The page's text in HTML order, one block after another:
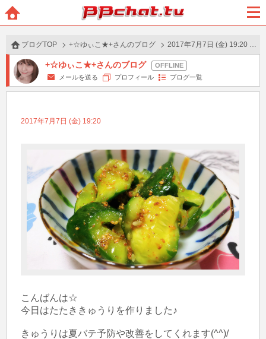
BBchatTV
ュー
ブログTOP +☆ゆぃこ★+さんのブログ 2017年7月7日 (金) 19:20 の投稿
+☆ゆぃこ★+さんのブログ
メールを送る プロフィール ブログ一覧
2017年7月7日 (金) 19:20
こんばんは☆
今日はたたききゅうりを作りました♪
きゅうりは夏バテ予防や改善をしてくれます(^^)/